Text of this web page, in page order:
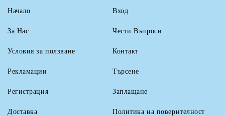
Начало
За Нас
Условия за ползване
Рекламации
Вход
Чести Въпроси
Контакт
Търсене
Регистрация
Доставка
Заплащане
Политика на поверителност